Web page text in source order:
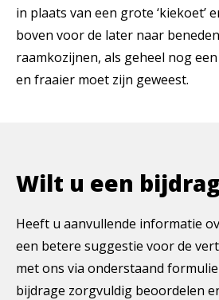
in plaats van een grote ‘kiekoet’
boven voor de later naar
raamkozijnen, als geheel nog
en fraaier moet zijn geweest.
Wilt u een
Heeft u aanvullende informatie
een betere suggestie voor de
met ons via onderstaand
bijdrage zorgvuldig beoordelen